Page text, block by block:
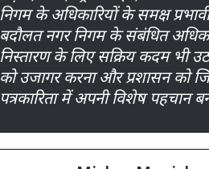
निगम के अधिकारियों के समक्ष
बदौलत नगर निगम के संबंधित
निस्तारण के लिए सक्रिय कदम भी
को उजागर करना और प्रशासन को
पत्रकारिता में अपनी विशेष पहचान